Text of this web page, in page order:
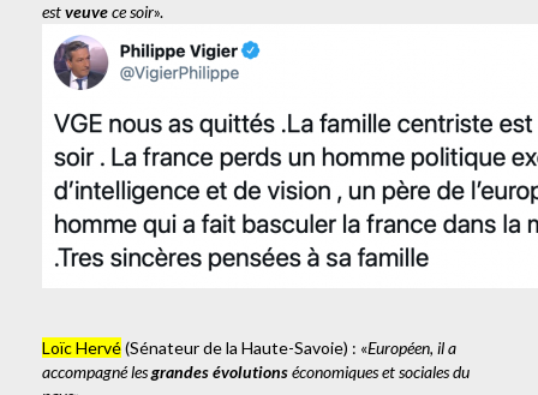
estveuvece soir».
Loïc Hervé(Sénateur de la Haute-Savoie) : «Européen, il a
accompagné lesgrandes évolutionséconomiques et sociales du